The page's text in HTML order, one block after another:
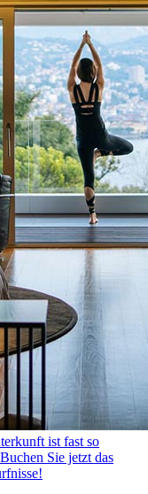
ist fast so
Sie jetzt das